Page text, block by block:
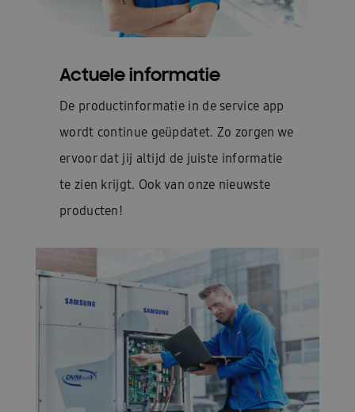
Actuele informatie
De productinformatie in de service app
wordt continue geüpdatet. Zo zorgen we
ervoor dat jij altijd de juiste informatie
te zien krijgt. Ook van onze nieuwste
producten!